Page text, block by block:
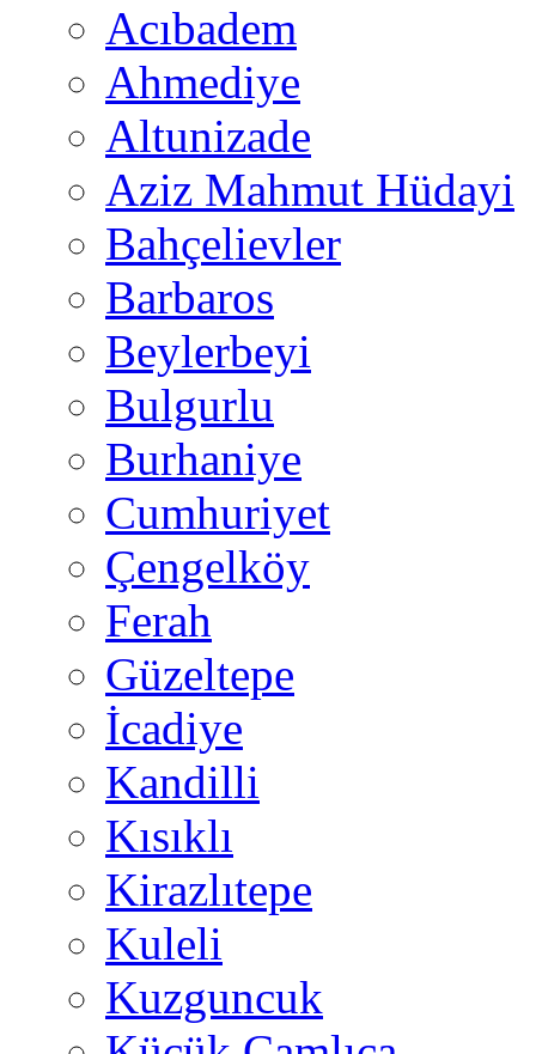
Acıbadem
Ahmediye
Altunizade
Aziz Mahmut Hüdayi
Bahçelievler
Barbaros
Beylerbeyi
Bulgurlu
Burhaniye
Cumhuriyet
Çengelköy
Ferah
Güzeltepe
İcadiye
Kandilli
Kısıklı
Kirazlıtepe
Kuleli
Kuzguncuk